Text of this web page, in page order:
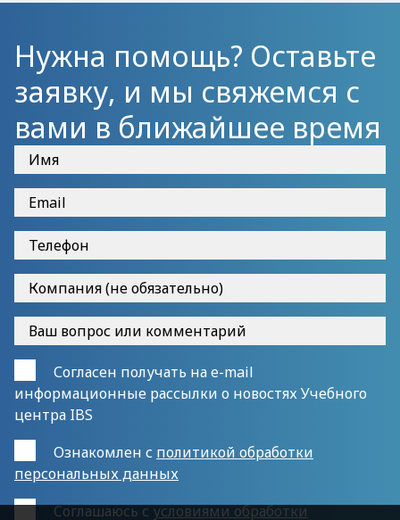
Нужна помощь? Оставьте
заявку, и мы свяжемся с
вами в ближайшее время
Согласен получать на e-mail
информационные рассылки о новостях Учебного
центра IBS
Ознакомлен с политикой обработки
персональных данных
Cоглашаюсь сусловиями обработки